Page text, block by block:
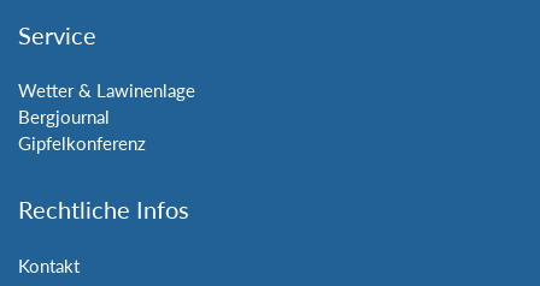
Service
Wetter & Lawinenlage
Bergjournal
Gipfelkonferenz
Rechtliche Infos
Kontakt